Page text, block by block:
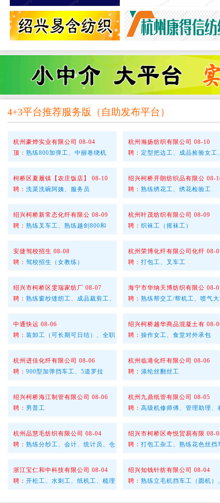
杭州申安新材料科技有限公司
熟练加弹厂叉车工
绍兴柯桥祥鹰彩印厂
本地印刷学徒工、电脑设计
4+3平台推荐服务版 （ 自助发布平台 ）
杭州豪烨实业有限公司 08-04
顶： 熟练800加弹工、中丽卷绕机
杭州瀚扬纺织有限公司 08-10
聘： 定型把边工、成品捡验女工
柯桥区夏履镇【农庄饭店】 08-10
聘： 洗菜洗碗阿姨、服务员
绍兴柯桥开朗纺织品有限公 08-
聘： 熟练绣花工、绣花检验工
绍兴柯桥新常态化纤有限公 08-09
聘： 熟练叉车工、熟练越剑800和
杭州叶茂纺织有限公司 08-09
聘： 织袜工（摇袜工）
安捷驾校招生 08-08
聘： 驾校招生（女教练）
杭州荣博化纤有限公司化纤 08-
聘： 打包工、叉车工
绍兴市柯桥区雯瑞家纺厂 08-07
聘： 熟练窗纱缝纫工、成品裁剪工、
海宁市华纳天博纺织有限公 08-
聘： 熟练帮交工/帮机工、喷气
中通快运 08-06
聘： 装卸工（可长期可日结）、全职
绍兴柯桥越华商品混凝土有 08-
聘： 操作女工、食堂对外承包
杭州进佳化纤有限公司 08-06
聘： 900型加弹挡车工、5道罗拉
杭州临港化纤有限公司 08-06
聘： 涤纶丝翻丝工
绍兴柯桥海江制管有限公司 08-06
聘： 男普工
杭州九鼎纸管有限公司 08-05
聘： 高级机修师傅、管理助理、
杭州品慧毛纺织有限公司 08-04
聘： 熟练分纱工、会计、统计员、仓
绍兴市柯桥区奇悦贸易有限 08-
聘： 打包工杂工、熟练花色丝挡
浙江宝仁和中科技有限公司 08-04
聘： 开松工、水刺工、纸机工、梳理
绍兴知钱针纺有限公司 08-04
聘： 熟练立毛机挡车工（圆机）